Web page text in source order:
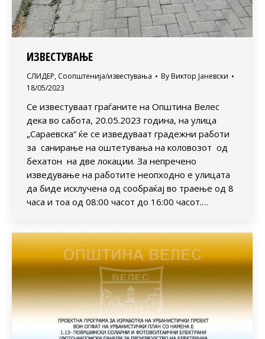
ИЗВЕСТУВАЊЕ
СЛИДЕР, Соопштенија/известувања By Виктор Јаневски
18/05/2023
Се известуваат граѓаните на Општина Велес
дека во сабота, 20.05.2023 година, на улица
„Сараевска“ ќе се изведуваат градежни работи
за санирање на оштетувања на коловозот од
бехатон на две локации. За непречено
изведување на работите неопходно е улицата
да биде исклучена од сообраќај во траење од 8
часа и тоа од 08:00 часот до 16:00 часот.…